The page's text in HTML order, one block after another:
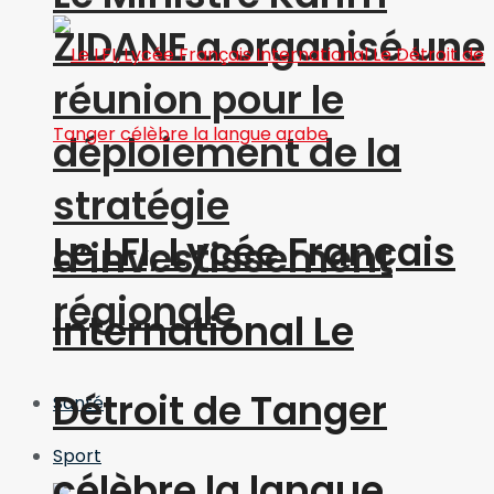
ZIDANE a organisé une
réunion pour le
déploiement de la
stratégie
d’investissement
régionale
Santé
Sport
Le LFI, Lycée Français
International Le
Détroit de Tanger